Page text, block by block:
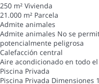
250 m² Vivienda
21.000 m² Parcela
Admite animales
Admite animales No se
potencialmente peligrosa
Calefacción central
Aire acondicionado en todo
Piscina Privada
Piscina Privada Dimensiones